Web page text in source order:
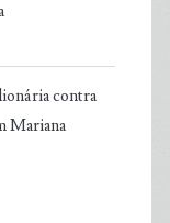
contra
Mariana